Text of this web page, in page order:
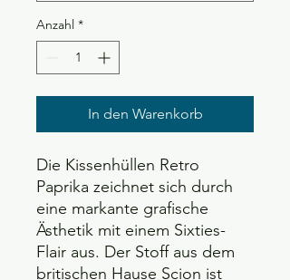
Anzahl *
In den Warenkorb
Die Kissenhüllen Retro
Paprika zeichnet sich durch
eine markante grafische
Ästhetik mit einem Sixties-
Flair aus. Der Stoff aus dem
britischen Hause Scion ist